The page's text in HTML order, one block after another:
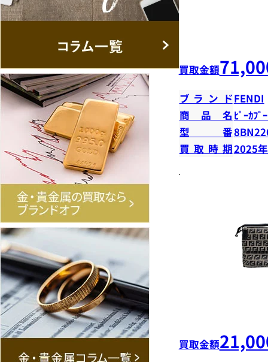
買取金額
ブランドFENDI
商品名 ﾋﾟｰｶﾌ
型番
買取時期2025
買取金額